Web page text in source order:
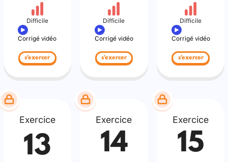
Difficile
Corrigé vidéo
s'exercer
Difficile
Corrigé vidéo
s'exercer
Difficile
Corrigé vidéo
s'exercer
Exercice
13
Exercice
14
Exercice
15